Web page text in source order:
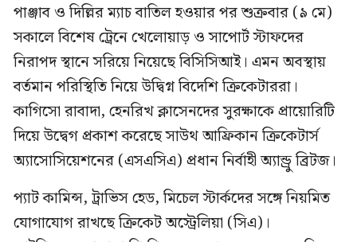
পাঞ্জাব ও দিল্লির ম্যাচ বাতিল হওয়ার পর শুক্রবার (৯ মে)
সকালে বিশেষ ট্রেনে খেলোয়াড় ও সাপোর্ট স্টাফদের
নিরাপদ স্থানে সরিয়ে নিয়েছে বিসিসিআই। এমন অবস্থায়
বর্তমান পরিস্থিতি নিয়ে উদ্বিগ্ন বিদেশি ক্রিকেটাররা।
কাগিসো রাবাদা, হেনরিখ ক্লাসেনদের সুরক্ষাকে প্রায়োরিটি
দিয়ে উদ্বেগ প্রকাশ করেছে সাউথ আফ্রিকান ক্রিকেটার্স
অ্যাসোসিয়েশনের (এসএসিএ) প্রধান নির্বাহী অ্যান্ড্রু ব্রিটজ।
প্যাট কামিন্স, ট্রাভিস হেড, মিচেল স্টার্কদের সঙ্গে নিয়মিত
যোগাযোগ রাখছে ক্রিকেট অস্ট্রেলিয়া (সিএ)।